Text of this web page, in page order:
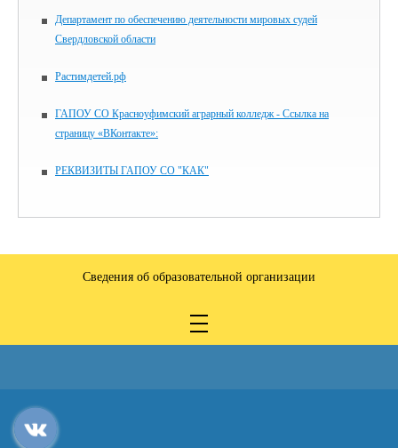
Департамент по обеспечению деятельности мировых судей
Свердловской области
Растимдетей.рф
ГАПОУ СО Красноуфимский аграрный колледж - Ссылка на
страницу «ВКонтакте»:
РЕКВИЗИТЫ ГАПОУ СО "КАК"
Сведения об образовательной организации